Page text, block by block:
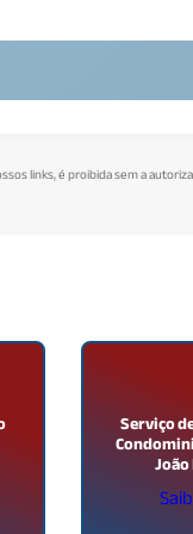
links, é proibida sem a
Serviço